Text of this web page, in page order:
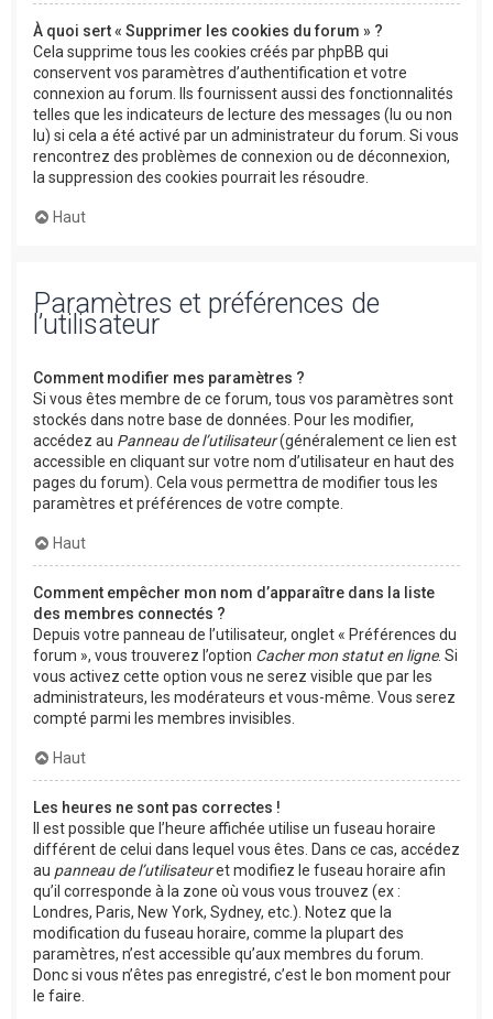
À quoi sert « Supprimer les cookies du forum » ?
Cela supprime tous les cookies créés par phpBB qui
conservent vos paramètres d’authentification et votre
connexion au forum. Ils fournissent aussi des fonctionnalités
telles que les indicateurs de lecture des messages (lu ou non
lu) si cela a été activé par un administrateur du forum. Si vous
rencontrez des problèmes de connexion ou de déconnexion,
la suppression des cookies pourrait les résoudre.
Haut
Paramètres et préférences de
l’utilisateur
Comment modifier mes paramètres ?
Si vous êtes membre de ce forum, tous vos paramètres sont
stockés dans notre base de données. Pour les modifier,
accédez au Panneau de l’utilisateur(généralement ce lien est
accessible en cliquant sur votre nom d’utilisateur en haut des
pages du forum). Cela vous permettra de modifier tous les
paramètres et préférences de votre compte.
Haut
Comment empêcher mon nom d’apparaître dans la liste
des membres connectés ?
Depuis votre panneau de l’utilisateur, onglet « Préférences du
forum », vous trouverez l’option Cacher mon statut en ligne. Si
vous activez cette option vous ne serez visible que par les
administrateurs, les modérateurs et vous-même. Vous serez
compté parmi les membres invisibles.
Haut
Les heures ne sont pas correctes !
Il est possible que l’heure affichée utilise un fuseau horaire
différent de celui dans lequel vous êtes. Dans ce cas, accédez
au panneau de l’utilisateuret modifiez le fuseau horaire afin
qu’il corresponde à la zone où vous vous trouvez (ex :
Londres, Paris, New York, Sydney, etc.). Notez que la
modification du fuseau horaire, comme la plupart des
paramètres, n’est accessible qu’aux membres du forum.
Donc si vous n’êtes pas enregistré, c’est le bon moment pour
le faire.